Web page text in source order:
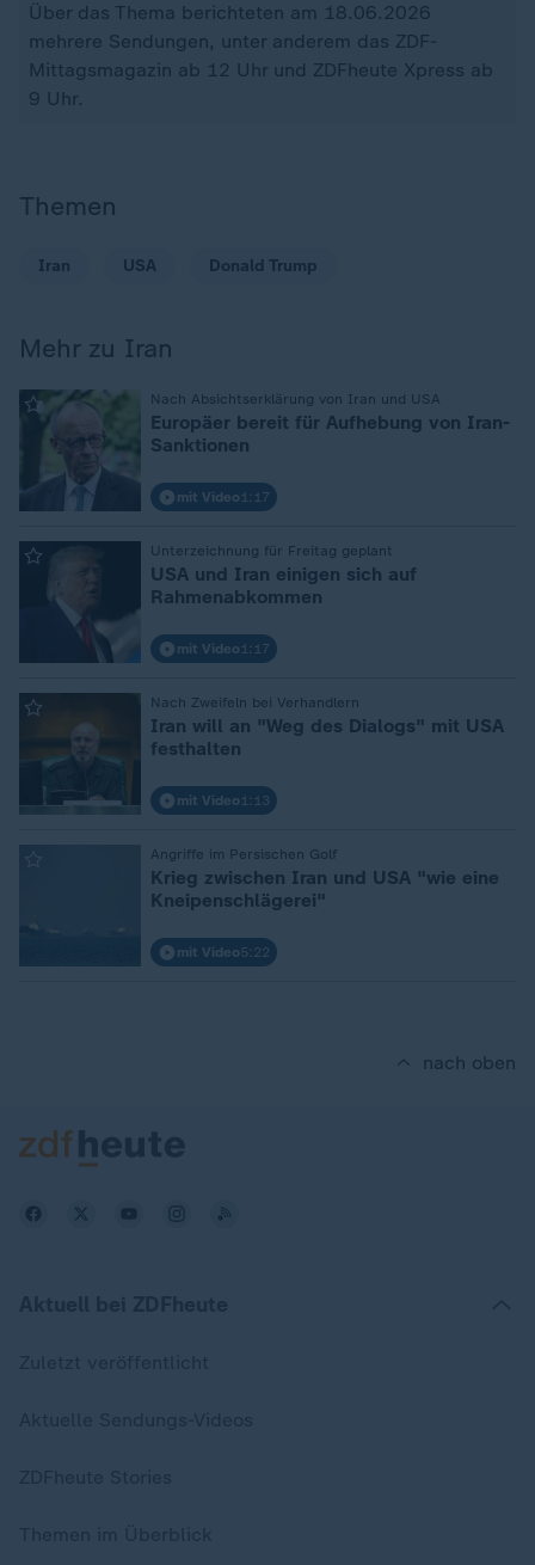
Über das Thema berichteten am 18.06.2026
mehrere Sendungen, unter anderem das ZDF-
Mittagsmagazin ab 12 Uhr und ZDFheute Xpress ab
9 Uhr.
Themen
Iran USA Donald Trump
Mehr zu Iran
Nach Absichtserklärung von Iran und USA
Europäer bereit für Aufhebung von Iran-
Sanktionen
mit Video 1:17
Unterzeichnung für Freitag geplant
USA und Iran einigen sich auf
Rahmenabkommen
mit Video 1:17
Nach Zweifeln bei Verhandlern
Iran will an "Weg des Dialogs" mit USA
festhalten
mit Video 1:13
Angriffe im Persischen Golf
Krieg zwischen Iran und USA "wie eine
Kneipenschlägerei"
mit Video5:22
nach oben